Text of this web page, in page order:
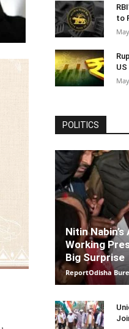
to
POLITICS
Nitin
Working
Big Surprise
ReportOdisha